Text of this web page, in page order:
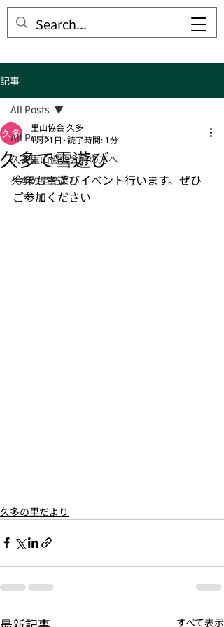
久多里山協会
記事
All Posts
久多里山協会会員の方へ
久多の里だより
All Posts
久多で雪遊び
里山協会 久多
1月21日 読了時間: 1分
今年も雪遊びイベント行います。ぜひ
ご参加ください
久多の里だより
すべて表示